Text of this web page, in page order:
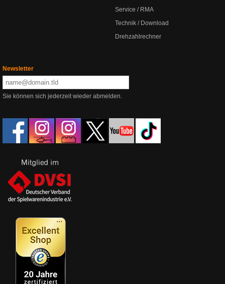
Service / RMA
Technik / Download
Drehzahlrechner
Newsletter
Sie können sich jederzeit wieder abmelden.